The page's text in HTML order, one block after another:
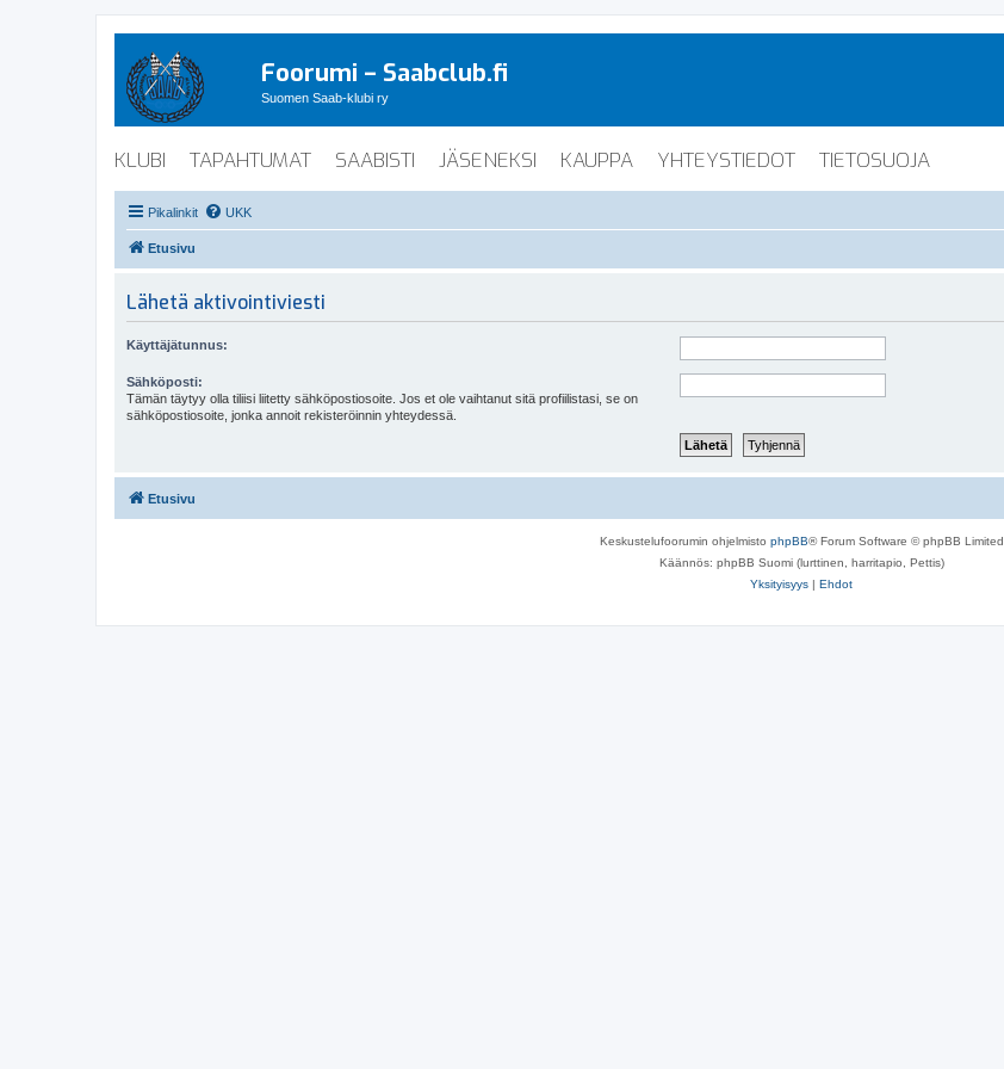
Foorumi – Saabclub.fi
Suomen Saab-klubi ry
KLUBI TAPAHTUMAT SAABISTI JÄSENEKSI KAUPPA YHTEYSTIEDOT TIETOSUOJA
Pikalinkit UKK
Etusivu
Lähetä aktivointiviesti
Käyttäjätunnus:
Sähköposti:
Tämän täytyy olla tiliisi liitetty sähköpostiosoite. Jos et ole vaihtanut sitä profiilistasi, se on
sähköpostiosoite, jonka annoit rekisteröinnin yhteydessä.
Etusivu
Keskustelufoorumin ohjelmisto phpBB® Forum Software © phpBB Limited
Käännös: phpBB Suomi (lurttinen, harritapio, Pettis)
Yksityisyys | Ehdot